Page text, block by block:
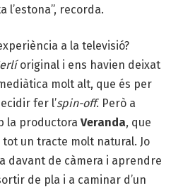
l’estona”, recorda.
a la televisió?
original i ens havien deixat
molt alt, que és per
fer l’spin-off. Però a
la productora Veranda, que
tot un tracte molt natural. Jo
davant de càmera i aprendre
de pla i a caminar d’un